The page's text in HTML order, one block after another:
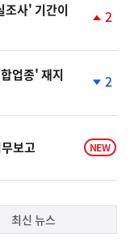
조사' 기간이
상
2
업종' 재지
하
락
2
보고 NEW
최신 뉴스